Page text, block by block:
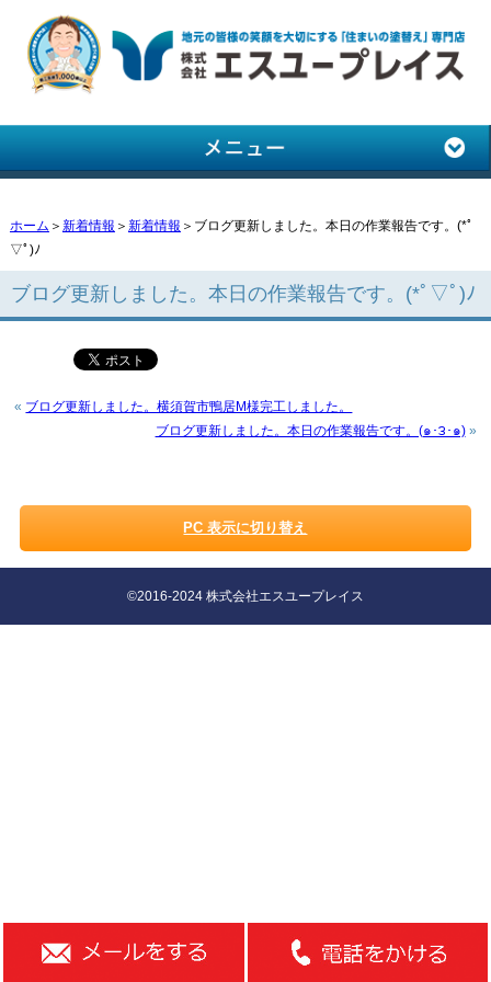
ホーム ＞ 新着情報 ＞ 新着情報 ＞ブログ更新しました。本日の作業報告です。(*ﾟ
▽ﾟ)ﾉ
ブログ更新しました。本日の作業報告です。(*ﾟ▽ﾟ)ﾉ
« ブログ更新しました。横須賀市鴨居M様完工しました。
ブログ更新しました。本日の作業報告です。(๑･౩･๑)»
PC 表示に切り替え
©2016-2024 株式会社エスユープレイス